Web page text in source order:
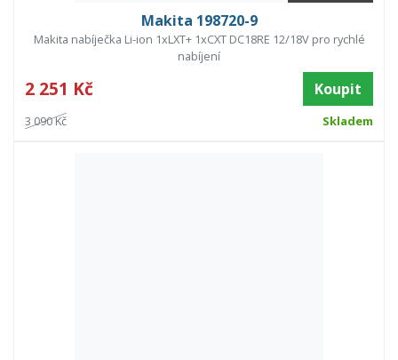
Makita 198720-9
Makita nabíječka Li-ion 1xLXT+ 1xCXT DC18RE 12/18V pro rychlé
nabíjení
2 251 Kč Koupit
3 090 Kč Skladem